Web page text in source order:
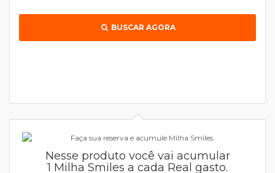
BUSCAR AGORA
Nesse produto você vai acumular
1 Milha Smiles a cada Real gasto.